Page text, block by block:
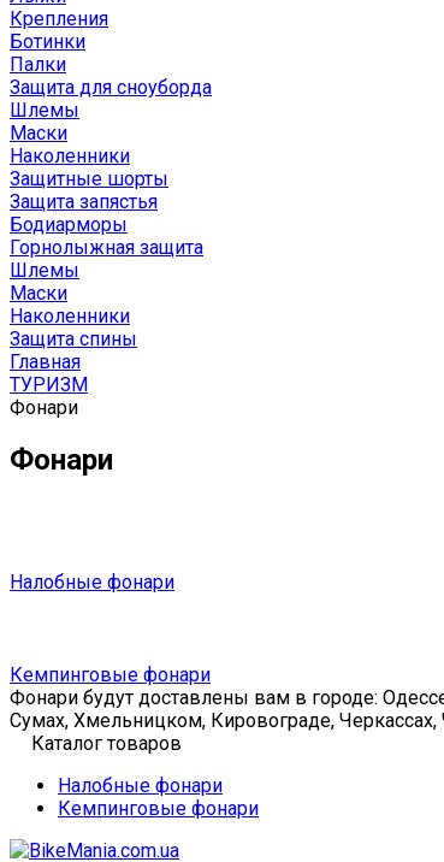
Крепления
Ботинки
Палки
Защита для сноуборда
Шлемы
Маски
Наколенники
Защитные шорты
Защита запястья
Бодиарморы
Горнолыжная защита
Шлемы
Маски
Наколенники
Защита спины
Главная
ТУРИЗМ
Фонари
Фонари
Налобные фонари
Кемпинговые фонари
Фонари будут доставлены вам в городе:
Сумах, Хмельницком, Кировограде,
Каталог товаров
Налобные фонари
Кемпинговые фонари